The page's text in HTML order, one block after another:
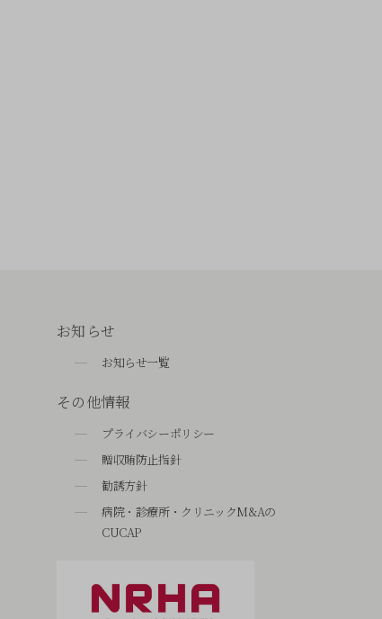
お知らせ
お知らせ一覧
その他情報
プライバシーポリシー
贈収賄防止指針
勧誘方針
病院・診療所・クリニックM&Aの
CUCAP